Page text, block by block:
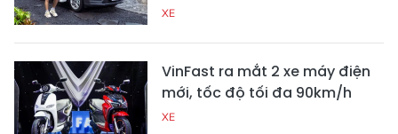
XE
VinFast ra mắt 2 xe máy điện
mới, tốc độ tối đa 90km/h
XE